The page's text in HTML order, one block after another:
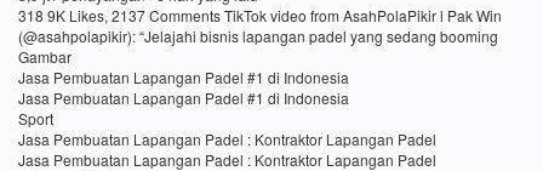
318 9K Likes, 2137 Comments TikTok video from AsahPolaPikir l Pak Win
(@asahpolapikir): “Jelajahi bisnis lapangan padel yang sedang booming
Gambar
Jasa Pembuatan Lapangan Padel #1 di Indonesia
Jasa Pembuatan Lapangan Padel #1 di Indonesia
Sport
Jasa Pembuatan Lapangan Padel : Kontraktor Lapangan Padel
Jasa Pembuatan Lapangan Padel : Kontraktor Lapangan Padel